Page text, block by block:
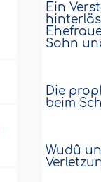
Ein
Sohn
Die
beim
Wudû